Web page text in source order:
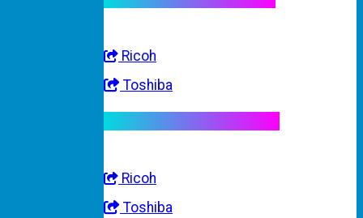
Ricoh
Toshiba
Ricoh
Toshiba